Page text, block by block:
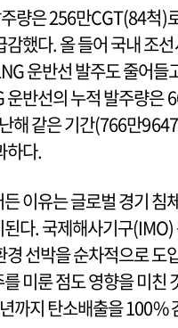
량은 256만CGT(84척)
했다. 올 들어 국내 조
운반선 발주도 줄어들
운반선의 누적 발주량은
해 같은 기간(766만
하다.
이유는 글로벌 경기 침
다. 국제해사기구
선박을 순차적으로 도
미룬 점도 영향을 미친
까지 탄소배출을 100%